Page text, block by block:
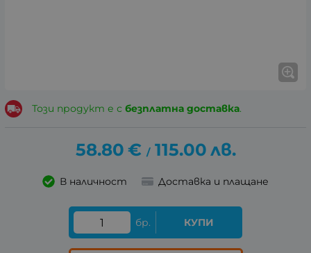
Този продукт е с безплатна доставка.
58.80 € / 115.00 лв.
В наличност Доставка и плащане
бр. КУПИ